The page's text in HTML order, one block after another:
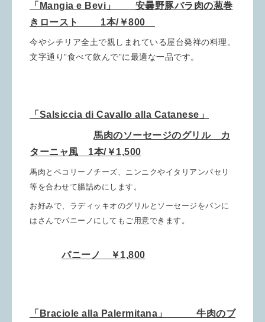
「Mangia e Bevi」 安曇野豚バラ肉の葱巻
きロースト 1本/￥800
今やシチリア全土で親しまれている屋台発祥の料理。
文字通り”食べて飲んで”に最適な一品です。
「Salsiccia di Cavallo alla Catanese」
馬肉のソーセージのグリル カ
ターニャ風 1本/￥1,500
馬肉とペコリーノチーズ、ニンニクやイタリアンパセリ
等を合わせて腸詰めにします。
お好みで、ラディッキオのグリルとソーセージをパンに
はさんでパニーノにしてもご用意できます。
パニーノ ￥1,800
「Braciole alla Palermitana」 牛肉のブ